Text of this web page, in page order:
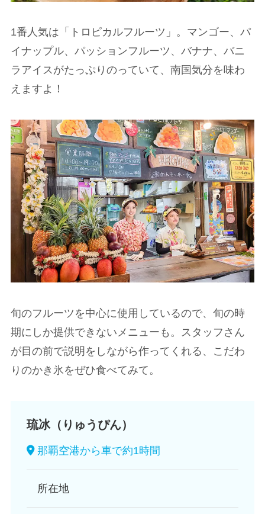
1番人気は「トロピカルフルーツ」。マンゴー、パ
イナップル、パッションフルーツ、バナナ、バニ
ラアイスがたっぷりのっていて、南国気分を味わ
えますよ！
旬のフルーツを中心に使用しているので、旬の時
期にしか提供できないメニューも。スタッフさん
が目の前で説明をしながら作ってくれる、こだわ
りのかき氷をぜひ食べてみて。
琉冰（りゅうぴん）
那覇空港から車で約1時間
所在地